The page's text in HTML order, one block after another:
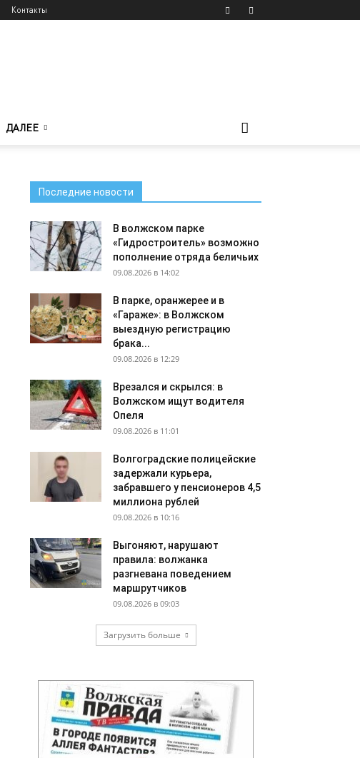
Контакты
ДАЛЕЕ
Последние новости
В волжском парке
«Гидростроитель» возможно
пополнение отряда беличьих
09.08.2026 в 14:02
В парке, оранжерее и в
«Гараже»: в Волжском
выездную регистрацию
брака...
09.08.2026 в 12:29
Врезался и скрылся: в
Волжском ищут водителя
Опеля
09.08.2026 в 11:01
Волгоградские полицейские
задержали курьера,
забравшего у пенсионеров 4,5
миллиона рублей
09.08.2026 в 10:16
Выгоняют, нарушают
правила: волжанка
разгневана поведением
маршрутчиков
09.08.2026 в 09:03
Загрузить больше